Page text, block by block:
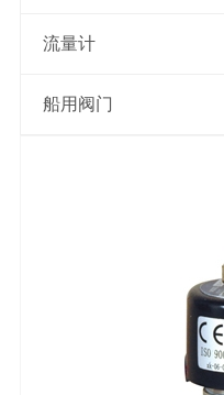
流量计
船用阀门